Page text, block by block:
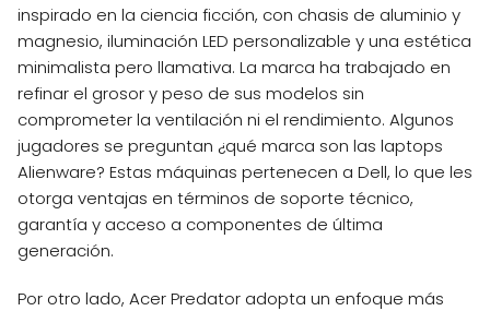
inspirado en la ciencia ficción, con chasis de aluminio y
magnesio, iluminación LED personalizable y una estética
minimalista pero llamativa. La marca ha trabajado en
refinar el grosor y peso de sus modelos sin
comprometer la ventilación ni el rendimiento. Algunos
jugadores se preguntan ¿qué marca son las laptops
Alienware? Estas máquinas pertenecen a Dell, lo que les
otorga ventajas en términos de soporte técnico,
garantía y acceso a componentes de última
generación.
Por otro lado, Acer Predator adopta un enfoque más